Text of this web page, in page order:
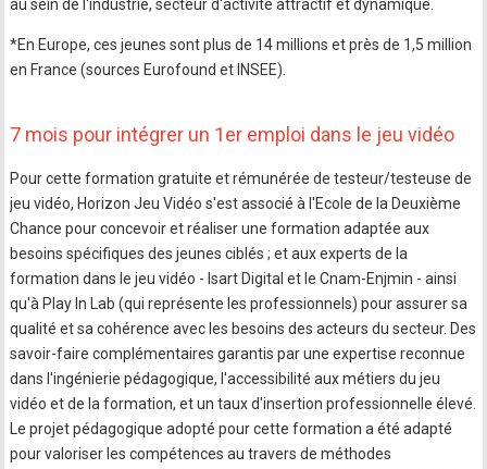
au sein de l'industrie, secteur d'activité attractif et dynamique.
*En Europe, ces jeunes sont plus de 14 millions et près de 1,5 million
en France (sources Eurofound et INSEE).
7 mois pour intégrer un 1er emploi dans le jeu vidéo
Pour cette formation gratuite et rémunérée de testeur/testeuse de
jeu vidéo, Horizon Jeu Vidéo s'est associé à l'Ecole de la Deuxième
Chance pour concevoir et réaliser une formation adaptée aux
besoins spécifiques des jeunes ciblés ; et aux experts de la
formation dans le jeu vidéo - Isart Digital et le Cnam-Enjmin - ainsi
qu'à Play In Lab (qui représente les professionnels) pour assurer sa
qualité et sa cohérence avec les besoins des acteurs du secteur. Des
savoir-faire complémentaires garantis par une expertise reconnue
dans l'ingénierie pédagogique, l'accessibilité aux métiers du jeu
vidéo et de la formation, et un taux d'insertion professionnelle élevé.
Le projet pédagogique adopté pour cette formation a été adapté
pour valoriser les compétences au travers de méthodes